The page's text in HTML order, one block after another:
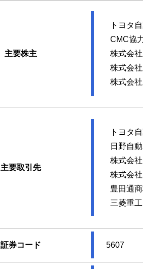
主要株主
トヨタ
CMC協
株式会
株式会
株式会
主要取引先
トヨタ
日野自
株式会
株式会
豊田通
三菱重
証券コード 5607